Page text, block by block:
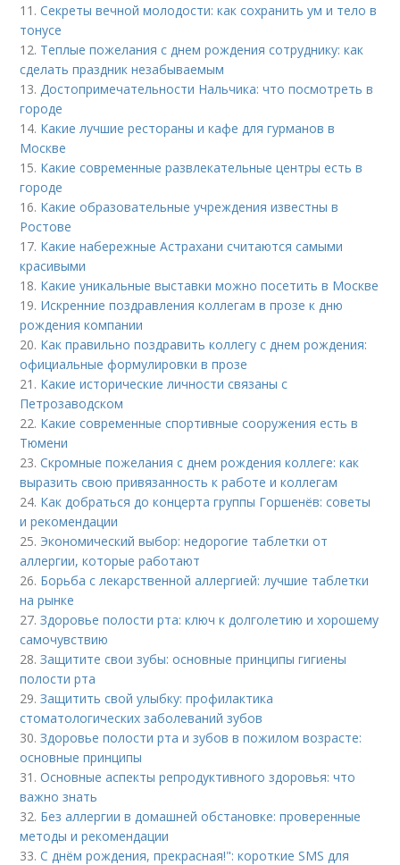
11.Секреты вечной молодости: как сохранить ум и тело в
тонусе
12. Теплые пожелания с днем рождения сотруднику: как
сделать праздник незабываемым
13. Достопримечательности Нальчика: что посмотреть в
городе
14. Какие лучшие рестораны и кафе для гурманов в
Москве
15. Какие современные развлекательные центры есть в
городе
16. Какие образовательные учреждения известны в
Ростове
17. Какие набережные Астрахани считаются самыми
красивыми
18. Какие уникальные выставки можно посетить в Москве
19. Искренние поздравления коллегам в прозе к дню
рождения компании
20. Как правильно поздравить коллегу с днем рождения:
официальные формулировки в прозе
21. Какие исторические личности связаны с
Петрозаводском
22. Какие современные спортивные сооружения есть в
Тюмени
23.Скромные пожелания с днем рождения коллеге: как
выразить свою привязанность к работе и коллегам
24. Как добраться до концерта группы Горшенёв: советы
и рекомендации
25. Экономический выбор: недорогие таблетки от
аллергии, которые работают
26. Борьба с лекарственной аллергией: лучшие таблетки
на рынке
27.Здоровье полости рта: ключ к долголетию и хорошему
самочувствию
28.Защитите свои зубы: основные принципы гигиены
полости рта
29.Защитить свой улыбку: профилактика
стоматологических заболеваний зубов
30.Здоровье полости рта и зубов в пожилом возрасте:
основные принципы
31.Основные аспекты репродуктивного здоровья: что
важно знать
32. Без аллергии в домашней обстановке: проверенные
методы и рекомендации
33.С днём рождения, прекрасная!": короткие SMS для